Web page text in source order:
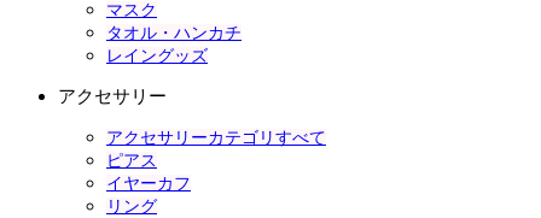
マスク
タオル・ハンカチ
レイングッズ
アクセサリー
アクセサリーカテゴリすべて
ピアス
イヤーカフ
リング